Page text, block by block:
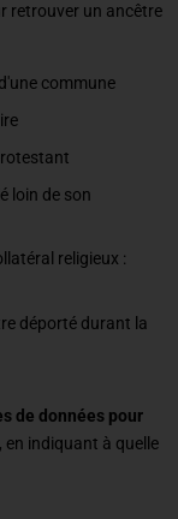
retrouver un ancêtre
commune
loin de son
religieux :
déporté durant la
de données pour
, en indiquant à quelle